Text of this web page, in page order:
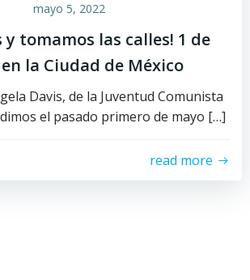
mayo 5, 2022
y tomamos las calles! 1 de
la Ciudad de México
Davis, de la Juventud Comunista
el pasado primero de mayo […]
read more